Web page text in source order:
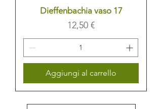
Dieffenbachia vaso 17
Prezzo
12,50 €
Aggiungi al carrello